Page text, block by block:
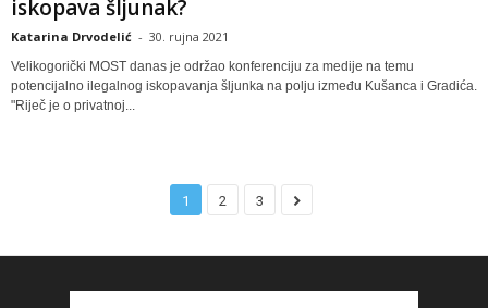
iskopava šljunak?
Katarina Drvodelić - 30. rujna 2021
Velikogorički MOST danas je održao konferenciju za medije na temu
potencijalno ilegalnog iskopavanja šljunka na polju između Kušanca i Gradića.
"Riječ je o privatnoj...
1 2 3